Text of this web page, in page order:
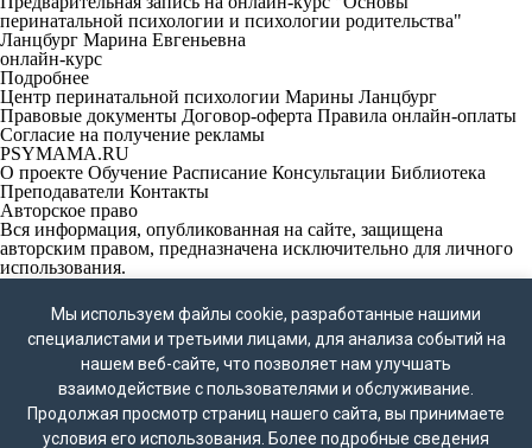
перинатальной психологии и психологии родительства"
Ланцбург Марина Евгеньевна
онлайн-курс
Подробнее
Центр перинатальной психологии Марины Ланцбург
Правовые документы Договор-оферта Правила онлайн-оплаты
Согласие на получение рекламы
PSYMAMA.RU
О проекте Обучение Расписание Консультации Библиотека
Преподаватели Контакты
Авторское право
Вся информация, опубликованная на сайте, защищена
авторским правом, предназначена исключительно для личного
использования.
Запрещено копирование, перепечатывание и публикация
материалов сайта без письменного согласия владельца.
ВНИМАНИЕ!
Мессенджер WhatsApp принадлежат компании Meta Platforms
Inc., деятельность которой признана экстремистской и
запрещена на территории России.
Контакты
+7 (495) 772–69–76
Мы используем файлы cookie, разработанные нашими
специалистами и третьими лицами, для анализа событий на
нашем веб-сайте, что позволяет нам улучшать
взаимодействие с пользователями и обслуживание.
Продолжая просмотр страниц нашего сайта, вы принимаете
условия его использования. Более подробные сведения